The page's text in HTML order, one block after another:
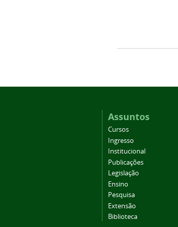
Assuntos
Cursos
Ingresso
Institucional
Publicações
Legislação
Ensino
Pesquisa
Extensão
Biblioteca